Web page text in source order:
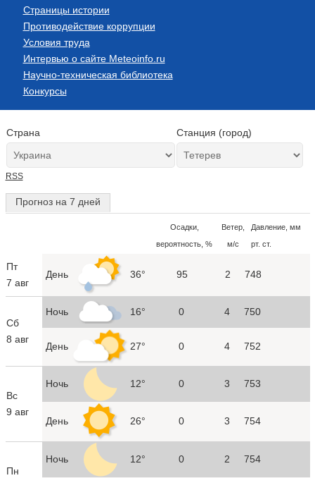
Страницы истории
Противодействие коррупции
Условия труда
Интервью о сайте Meteoinfo.ru
Научно-техническая библиотека
Конкурсы
Страна Станция (город)
RSS
Прогноз на 7 дней
Осадки,
вероятность, %
Ветер,
м/с
Давление, мм
рт. ст.
Пт
7 авг
День 36° 95 2 748
Сб
8 авг
Ночь 16° 0 4 750
День 27° 0 4 752
Вс
9 авг
Ночь 12° 0 3 753
День 26° 0 3 754
Пн
Ночь 12° 0 2 754